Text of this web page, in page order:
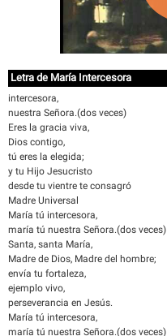
Letra de María Intercesora
intercesora,
nuestra Señora.(dos veces)
Eres la gracia viva,
Dios contigo,
tú eres la elegida;
y tu Hijo Jesucristo
desde tu vientre te consagró
Madre Universal
María tú intercesora,
maría tú nuestra Señora.(dos veces)
Santa, santa María,
Madre de Dios, Madre del hombre;
envía tu fortaleza,
ejemplo vivo,
perseverancia en Jesús.
María tú intercesora,
maría tú nuestra Señora.(dos veces)